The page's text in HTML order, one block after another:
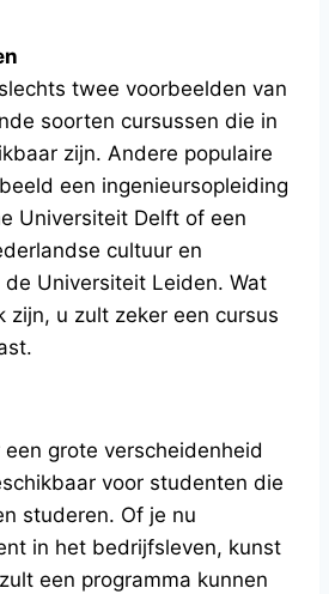
twee voorbeelden van
soorten cursussen die in
zijn. Andere populaire
een ingenieursopleiding
Universiteit Delft of een
cultuur en
Universiteit Leiden. Wat
zijn, u zult zeker een cursus
grote verscheidenheid
voor studenten die
studeren. Of je nu
in het bedrijfsleven, kunst
een programma kunnen